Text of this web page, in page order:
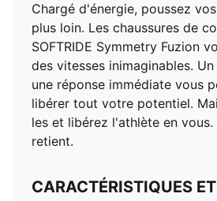
Chargé d'énergie, poussez
plus loin. Les chaussures de
SOFTRIDE Symmetry Fuzion
des vitesses inimaginables.
une réponse immédiate vous
libérer tout votre potentiel.
les et libérez l'athlète en vous.
retient.
CARACTÉRISTIQUES